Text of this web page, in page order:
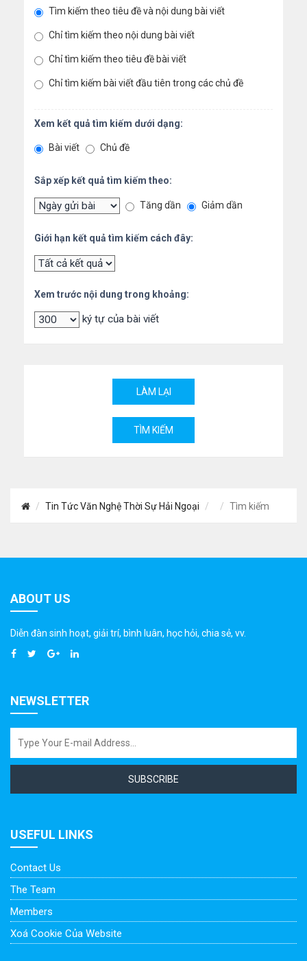
Tìm kiếm theo tiêu đề và nội dung bài viết
Chỉ tìm kiếm theo nội dung bài viết
Chỉ tìm kiếm theo tiêu đề bài viết
Chỉ tìm kiếm bài viết đầu tiên trong các chủ đề
Xem kết quả tìm kiếm dưới dạng:
Bài viết Chủ đề
Sắp xếp kết quả tìm kiếm theo:
Tăng dần Giảm dần
Giới hạn kết quả tìm kiếm cách đây:
Xem trước nội dung trong khoảng:
ký tự của bài viết
Tin Tức Văn Nghệ Thời Sự Hải Ngoại Tìm kiếm
ABOUT US
Diễn đàn sinh hoạt, giải trí, bình luân, học hỏi, chia sẻ, vv.
NEWSLETTER
SUBSCRIBE
USEFUL LINKS
Contact Us
The Team
Members
Xoá Cookie Của Website